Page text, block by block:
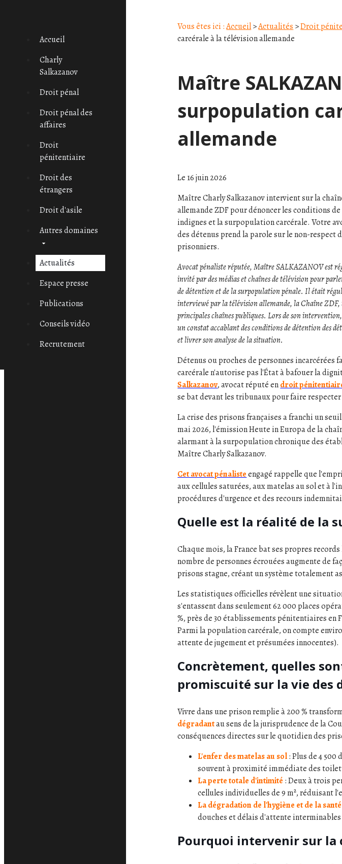
Accueil
Charly
Salkazanov
Droit pénal
Droit pénal des
affaires
Droit
pénitentiaire
Droit des
étrangers
Droit d'asile
Autres domaines
Actualités
Espace presse
Publications
Conseils vidéo
Recrutement
Vous êtes ici : Accueil>Actualités >Droit
carcérale à la télévision allemande
Maître
surpopulation
allemande
Le 16 juin 2026
Maître Charly Salkazanov intervient sur la
allemande ZDF pour dénoncer les conditions
indignes et la surpopulation carcérale. Votre
des détenus prend la parole sur le non-respect
prisonniers.
Avocat pénaliste réputée, Maître SALKAZANOV est
invité par des médias et chaînes de télévision pour
de détention et de la surpopulation pénale. Il était
interviewé par la télévision allemande, la Chaîne ZDF,
principales chaînes publiques. Lors de son
un constat accablant des conditions de détention des
et livrer son analyse de la situation.
Détenus ou proches de personnes incarcérées
carcérale n'autorise pas l'État à bafouer la
Salkazanov, avocat réputé endroit
se bat devant les tribunaux pour faire
La crise des prisons françaises a franchi un
mai 2026, l'émission Heute in Europa de la
alarmant à la surpopulation chronique des
Maître Charly Salkazanov.
Cet avocat pénalisteengagé rappelle que
aux cellules saturées, aux matelas au sol et à
procédures d'urgence et des recours
Quelle est la réalité de la
Chaque mois, la France bat ses propres
nombre de personnes écrouées augmente de
prisons stagne, créant un système totalement
Les statistiques officielles révèlent une
s'entassent dans seulement 62 000 places
%, près de 30 établissements pénitentiaires
Parmi la population carcérale, on compte
attente de jugement et présumées innocentes).
Concrètement, quelles
promiscuité sur la vie des
Vivre dans une prison remplie à 200 %
dégradantau sens de la jurisprudence de la
conséquences directes sur le quotidien des
L'enfer des matelas au sol: Plus de 4
souvent à proximité immédiate des
La perte totale d'intimité : Deux à trois
cellules individuelles de 9 m², réduisant
La dégradation de l'hygiène et de la santé
douches et délais d'attente
Pourquoi intervenir sur la